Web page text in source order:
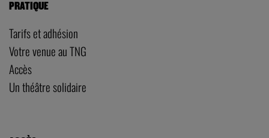
PRATIQUE
Tarifs et adhésion
Votre venue au TNG
Accès
Un théâtre solidaire